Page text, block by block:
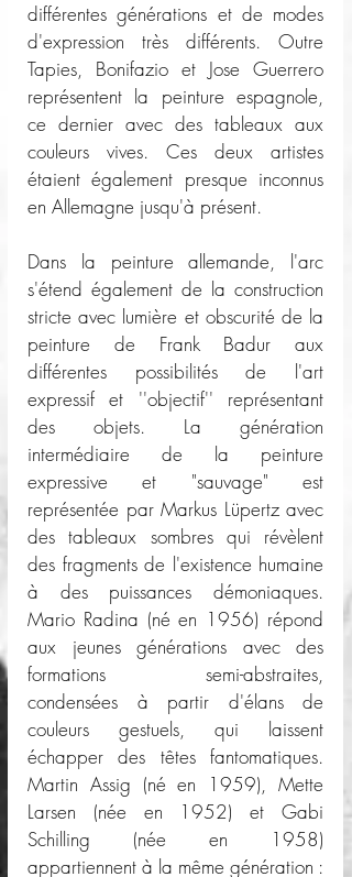
différentes générations et de modes
d'expression très différents. Outre
Tapies, Bonifazio et Jose Guerrero
représentent la peinture espagnole,
ce dernier avec des tableaux aux
couleurs vives. Ces deux artistes
étaient également presque inconnus
en Allemagne jusqu'à présent.
Dans la peinture allemande, l'arc
s'étend également de la construction
stricte avec lumière et obscurité de la
peinture de Frank Badur aux
différentes possibilités de l'art
expressif et ''objectif'' représentant
des objets. La génération
intermédiaire de la peinture
expressive et "sauvage" est
représentée par Markus Lüpertz avec
des tableaux sombres qui révèlent
des fragments de l'existence humaine
à des puissances démoniaques.
Mario Radina (né en 1956) répond
aux jeunes générations avec des
formations semi-abstraites,
condensées à partir d'élans de
couleurs gestuels, qui laissent
échapper des têtes fantomatiques.
Martin Assig (né en 1959), Mette
Larsen (née en 1952) et Gabi
Schilling (née en 1958)
appartiennent à la même génération :